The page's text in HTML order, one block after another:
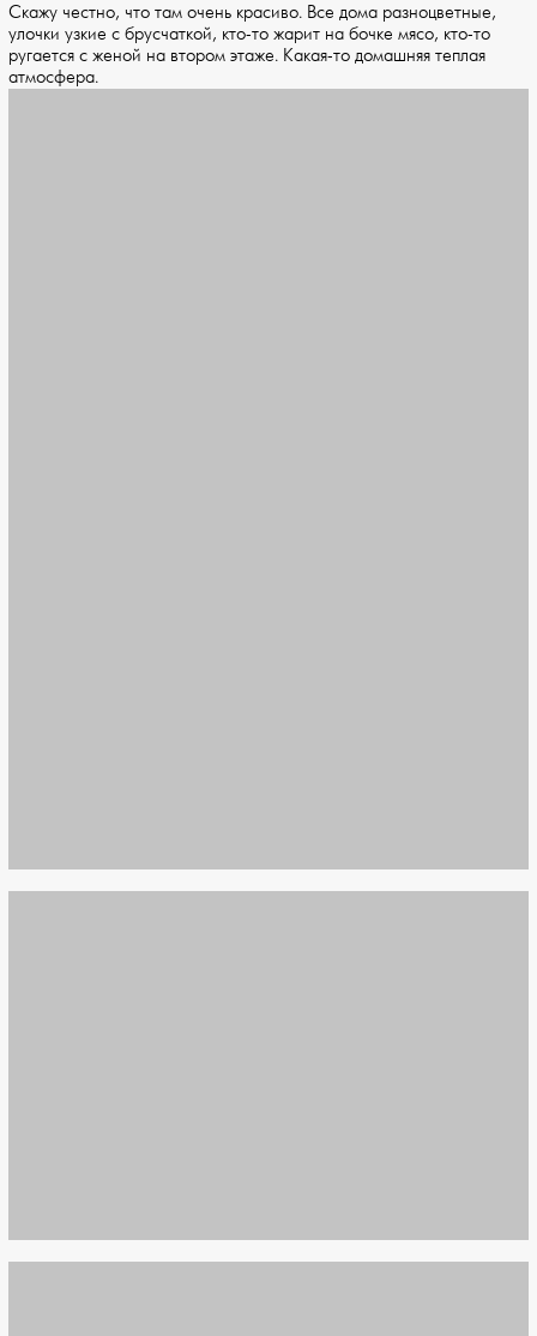
Скажу честно, что там очень красиво. Все дома разноцветные,
улочки узкие с брусчаткой, кто-то жарит на бочке мясо, кто-то
ругается с женой на втором этаже. Какая-то домашняя теплая
атмосфера.